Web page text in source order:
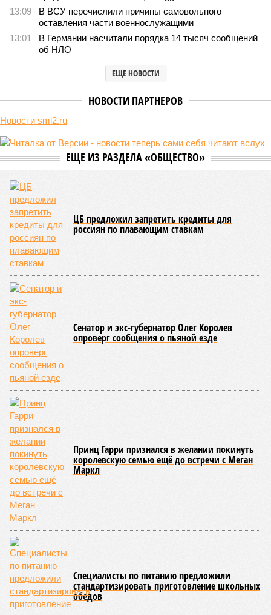
Август не стал ломать мрачной традиции: 1-го числа – теракт на
Кудринской площади в Москве с пятерыми погибшими, а 3-го –
удар украинским дроном по отдыхающим на пляже под
несовершеннолетние. Киев, проигрывая на поле боя,
терроризирует гражданских, отыгрывается на наших детях. Пора
бы призвать террористов к ответу, не так ли?
Сюжет:
Генералов в Москве убивали, общественников – тоже,
готовили покушения на видных чиновников и журналистов
– всё уже было. В этот раз погибли зять главкома ВКС
Александра Чайко
лейтенант. Война идёт и в тылу, что поделать. Против
мирных людей – в том числе.
столичном ресторане Balzi Rossi очевидным образом
является важнейшим политическим событием недели,
несмотря на то что никаких официальных комментариев
так и не последовало,
Мардан
говорит о важности произошедшего даже больше, чем
любые громкие заявления». «Упорное нежелание
официально объявить политическое руководство
Украины во главе с Зеленским террористами откровенно
удивляет,
– в тон Мардану изумляется политологАлексей
Пилько. –
Что ещё должно произойти, чтобы это всё-
таки случилось? И что мешает этому простому и
логичному решению?»
Бьют по мирным – попадают в элиту
Видимо, мешает не «что», а «кто». Накануне в Вене
состоялись келейные (чтобы не сказать, сепаратные)
переговоры отставных западных политиков и управленцев
с группой российских – как бы назвать их точнее-то? –
визави. На этом фоне возникают некоторые догадки –
почему два откровенных теракта Киева, убившие наших
гражданских, остались не то чтобы незамеченными – не
стали новостями с первых полос, скажем так.
«Просочившаяся информация о том, что на секретных
переговорах в Вене Россию представлял Александр
Стальевич – информация невесёлая,
впечатлениями общественница
– основной спикер и интерфейс ельцинской «семьи»,
главных заинтересованных лиц в нашем поражении-
замирении. Печальных выводов два: наверху до сих пор